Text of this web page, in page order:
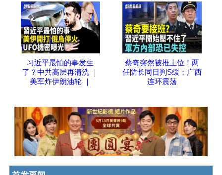
习近平最怕的事发生
了？中共高层再清洗 ｜
美军炸伊朗油轮 ｜
蔡奇突然被推上位！两
任防长同日判S缓；广西
连环震荡